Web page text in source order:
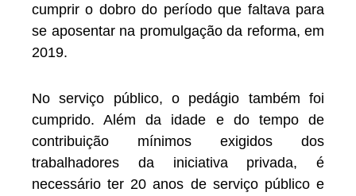
cumprir o dobro do período que faltava para
se aposentar na promulgação da reforma, em
2019.
No serviço público, o pedágio também foi
cumprido. Além da idade e do tempo de
contribuição mínimos exigidos dos
trabalhadores da iniciativa privada, é
necessário ter 20 anos de serviço público e